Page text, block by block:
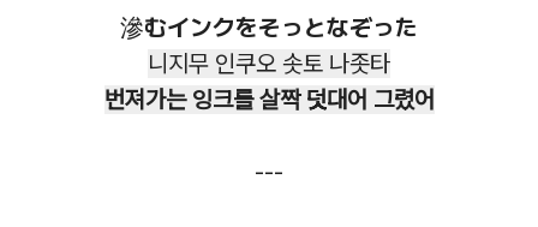
滲むインクをそっとなぞった
니지무 인쿠오 솟토 나좃타
번져가는 잉크를 살짝 덧대어 그렸어
---